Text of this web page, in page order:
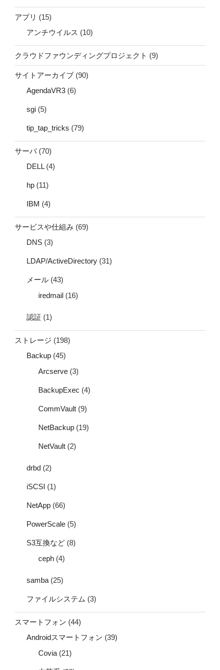
アプリ (15)
アンチウイルス (10)
クラウドファウンディングプロジェクト (9)
サイトアーカイブ (90)
AgendaVR3 (6)
sgi (5)
tip_tap_tricks (79)
サーバ(70)
DELL(4)
hp (11)
IBM (4)
サービスや仕組み (69)
DNS (3)
LDAP/ActiveDirectory (31)
メール (43)
iredmail (16)
認証 (1)
ストレージ (198)
Backup (45)
Arcserve (3)
BackupExec (4)
CommVault (9)
NetBackup (19)
NetVault (2)
drbd (2)
iSCSI (1)
NetApp (66)
PowerScale (5)
S3互換など (8)
ceph (4)
samba (25)
ファイルシステム (3)
スマートフォン (44)
Androidスマートフォン (39)
Covia (21)